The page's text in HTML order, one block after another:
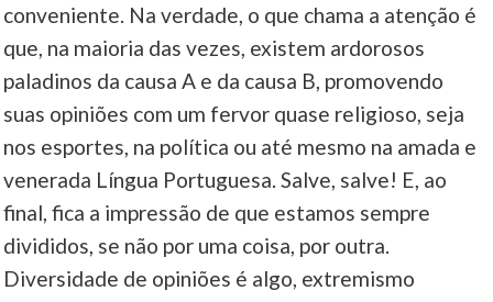
conveniente. Na verdade, o que chama a atenção é
que, na maioria das vezes, existem ardorosos
paladinos da causa A e da causa B, promovendo
suas opiniões com um fervor quase religioso, seja
nos esportes, na política ou até mesmo na amada e
venerada Língua Portuguesa. Salve, salve! E, ao
final, fica a impressão de que estamos sempre
divididos, se não por uma coisa, por outra.
Diversidade de opiniões é algo, extremismo